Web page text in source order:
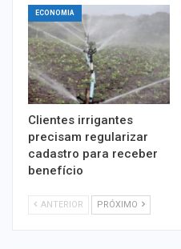
ECONOMIA
Clientes irrigantes
precisam regularizar
cadastro para receber
benefício
ANTERIOR PRÓXIMO